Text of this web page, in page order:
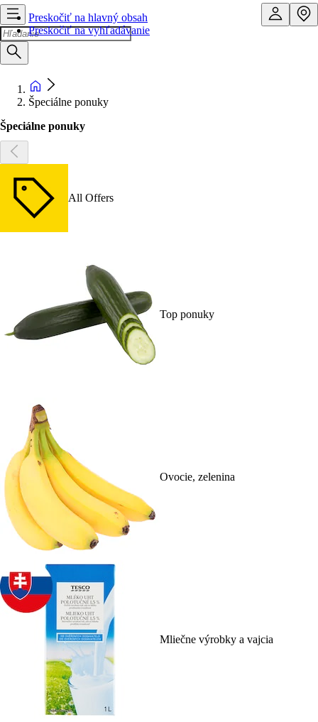
Preskočiť na hlavný obsah
Preskočiť na vyhľadávanie
Špeciálne ponuky
Špeciálne ponuky
All Offers
Top ponuky
Ovocie, zelenina
Mliečne výrobky a vajcia